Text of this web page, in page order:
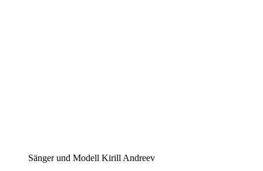
Sänger und Modell Kirill Andreev